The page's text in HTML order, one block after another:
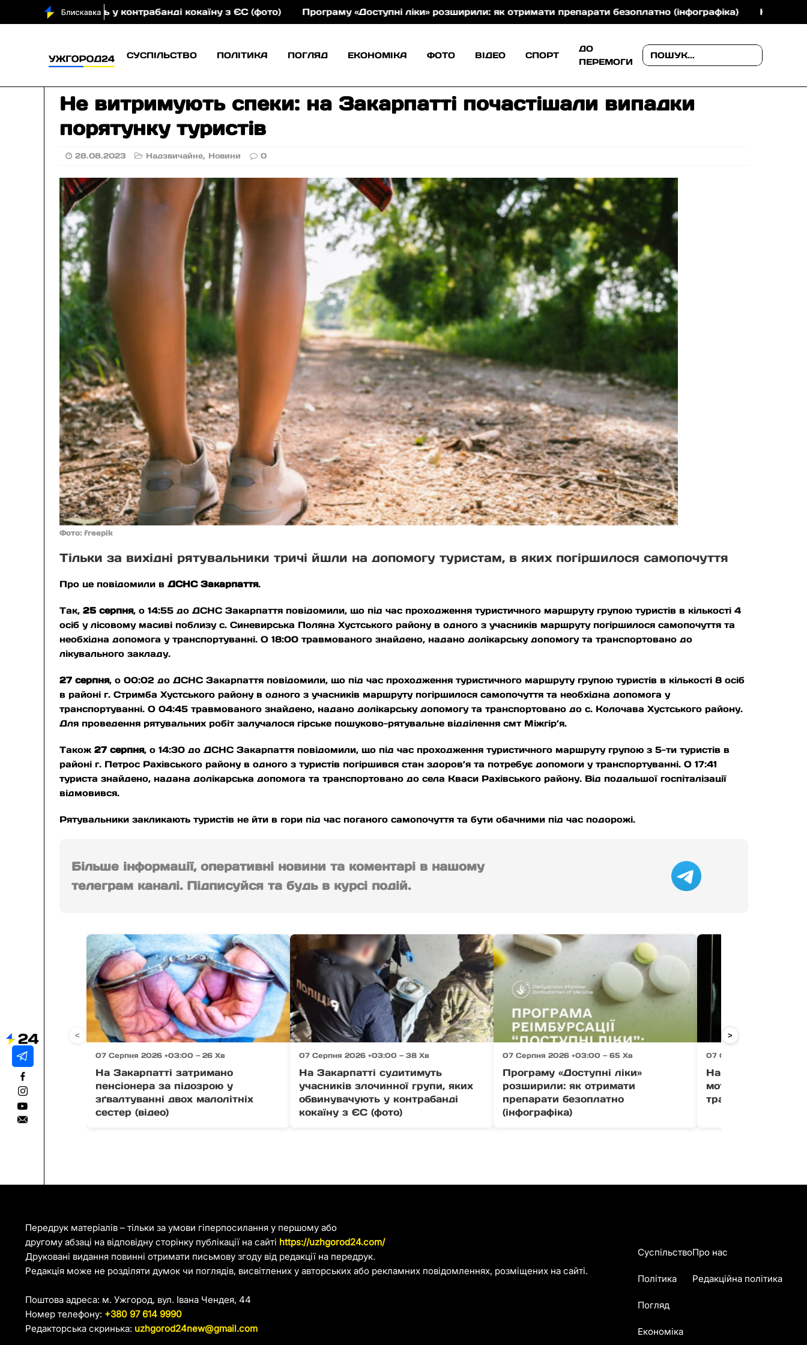
у контрабанді кокаїну з ЄС (фото) Програму «Доступні ліки» розширили: як отримати препарати безоплатно (інфографіка) На Закарпатті 41-
СУСПІЛЬСТВО ПОЛІТИКА ПОГЛЯД ЕКОНОМІКА ФОТО ВІДЕО СПОРТ
ДО
ПЕРЕМОГИ
Не витримують спеки: на Закарпатті почастішали випадки
порятунку туристів
28.08.2023 Надзвичайне, Новини 0
Фото: freepik
Тільки за вихідні рятувальники тричі йшли на допомогу туристам, в яких погіршилося самопочуття
Про це повідомили вДСНС Закарпаття.
Так,25 серпня, о 14:55 до ДСНС Закарпаття повідомили, що під час проходження туристичного маршруту групою туристів в кількості 4
осіб у лісовому масиві поблизу с. Синевирська Поляна Хустського району в одного з учасників маршруту погіршилося самопочуття та
необхідна допомога у транспортуванні. О 18:00 травмованого знайдено, надано долікарську допомогу та транспортовано до
лікувального закладу.
27 серпня, о 00:02 до ДСНС Закарпаття повідомили, що під час проходження туристичного маршруту групою туристів в кількості 8 осіб
в районі г. Стримба Хустського району в одного з учасників маршруту погіршилося самопочуття та необхідна допомога у
транспортуванні. О 04:45 травмованого знайдено, надано долікарську допомогу та транспортовано до с. Колочава Хустського району.
Для проведення рятувальних робіт залучалося гірське пошуково-рятувальне відділення смт Міжгір’я.
Також27 серпня, о 14:30 до ДСНС Закарпаття повідомили, що під час проходження туристичного маршруту групою з 5-ти туристів в
районі г. Петрос Рахівського району в одного з туристів погіршився стан здоров’я та потребує допомоги у транспортуванні. О 17:41
туриста знайдено, надана долікарська допомога та транспортовано до села Кваси Рахівського району. Від подальшої госпіталізації
відмовився.
Рятувальники закликають туристів не йти в гори під час поганого самопочуття та бути обачними під час подорожі.
Більше інформації, оперативні новини та коментарі в нашому
телеграм каналі. Підписуйся та будь в курсі подій.
07 Серпня 2026 +03:00 — 26 Хв
На Закарпатті затримано
пенсіонера за підозрою у
зґвалтуванні двох малолітніх
сестер (відео)
07 Серпня 2026 +03:00 — 38 Хв
На Закарпатті судитимуть
учасників злочинної групи, яких
обвинувачують у контрабанді
кокаїну з ЄС (фото)
07 Серпня 2026 +03:00 — 65 Хв
Програму «Доступні ліки»
розширили: як отримати
препарати безоплатно
(інфографіка)
07 Серпня 2026 +03:00
На Закарпатті 41-
мотоцикліст
травми
< >
Передрук матеріалів – тільки за умови гіперпосилання у першому або
другому абзаці на відповідну сторінку публікації на сайті https://uzhgorod24.com/
Друковані видання повинні отримати письмову згоду від редакції на передрук.
Редакція може не розділяти думок чи поглядів, висвітлених у авторських або рекламних повідомленнях, розміщених на сайті.
Поштова адреса: м. Ужгород, вул. Івана Чендея, 44
Номер телефону: +380 97 614 9990
Редакторська скринька: uzhgorod24new@gmail.com
Суспільство
Політика
Погляд
Економіка
Про нас
Редакційна політика